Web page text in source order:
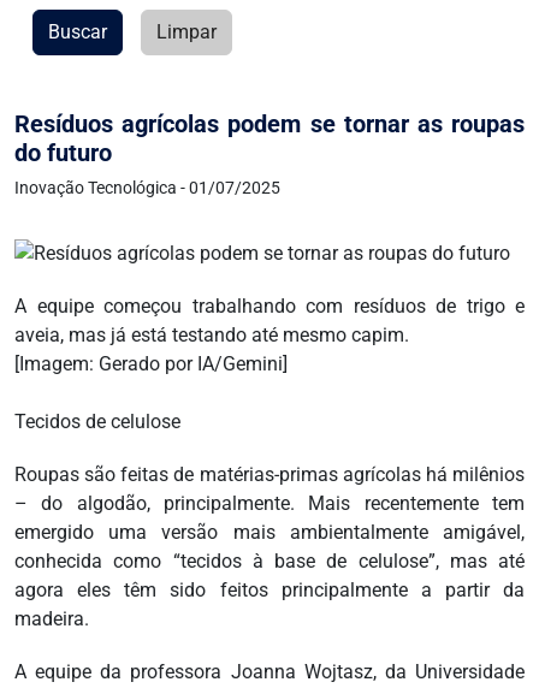
Resíduos agrícolas podem se tornar as roupas
do futuro
Inovação Tecnológica - 01/07/2025
A equipe começou trabalhando com resíduos de trigo e
aveia, mas já está testando até mesmo capim.
[Imagem: Gerado por IA/Gemini]
Tecidos de celulose
Roupas são feitas de matérias-primas agrícolas há milênios
– do algodão, principalmente. Mais recentemente tem
emergido uma versão mais ambientalmente amigável,
conhecida como “tecidos à base de celulose”, mas até
agora eles têm sido feitos principalmente a partir da
madeira.
A equipe da professora Joanna Wojtasz, da Universidade
Buscar Limpar